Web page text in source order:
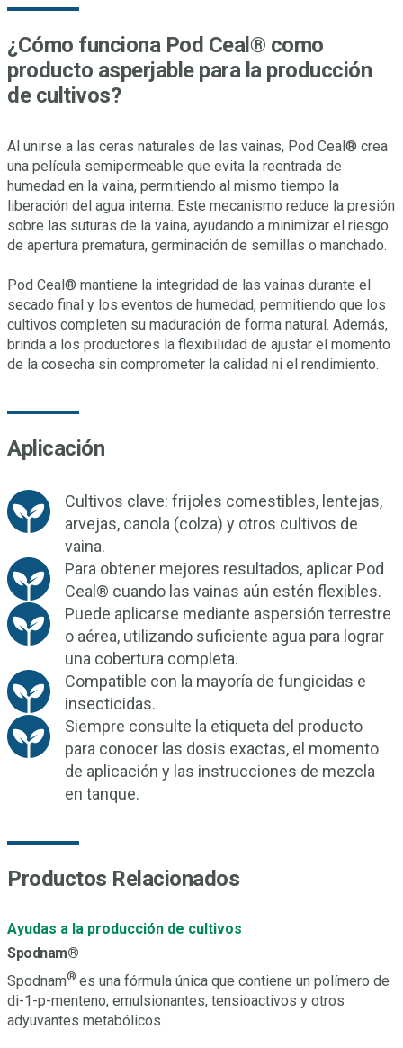
¿Cómo funciona Pod Ceal® como
producto asperjable para la producción
de cultivos?
Al unirse a las ceras naturales de las vainas, Pod Ceal® crea
una película semipermeable que evita la reentrada de
humedad en la vaina, permitiendo al mismo tiempo la
liberación del agua interna. Este mecanismo reduce la presión
sobre las suturas de la vaina, ayudando a minimizar el riesgo
de apertura prematura, germinación de semillas o manchado.
Pod Ceal® mantiene la integridad de las vainas durante el
secado final y los eventos de humedad, permitiendo que los
cultivos completen su maduración de forma natural. Además,
brinda a los productores la flexibilidad de ajustar el momento
de la cosecha sin comprometer la calidad ni el rendimiento.
Aplicación
Cultivos clave: frijoles comestibles, lentejas,
arvejas, canola (colza) y otros cultivos de
vaina.
Para obtener mejores resultados, aplicar Pod
Ceal® cuando las vainas aún estén flexibles.
Puede aplicarse mediante aspersión terrestre
o aérea, utilizando suficiente agua para lograr
una cobertura completa.
Compatible con la mayoría de fungicidas e
insecticidas.
Siempre consulte la etiqueta del producto
para conocer las dosis exactas, el momento
de aplicación y las instrucciones de mezcla
en tanque.
Productos Relacionados
Ayudas a la producción de cultivos
Spodnam®
Spodnam® es una fórmula única que contiene un polímero de
di-1-p-menteno, emulsionantes, tensioactivos y otros
adyuvantes metabólicos.